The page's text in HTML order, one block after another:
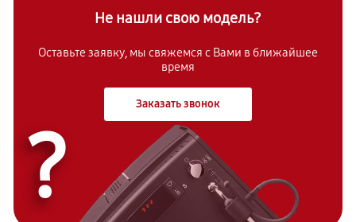
Не нашли свою модель?
Оставьте заявку, мы свяжемся с Вами в ближайшее
время
Заказать звонок
?